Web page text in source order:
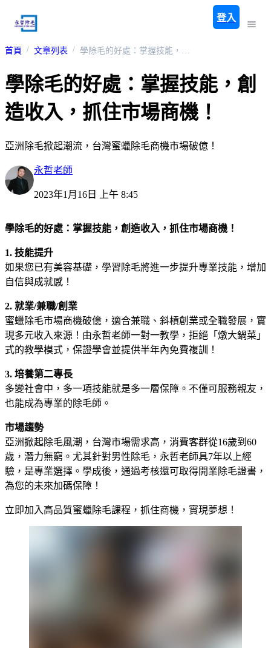
登入
首頁 文章列表 學除毛的好處：掌握技能，創造收入，抓住市場商機！
學除毛的好處：掌握技能，創
造收入，抓住市場商機！
亞洲除毛掀起潮流，台灣蜜蠟除毛商機市場破億！
永哲老師
2023年1月16日 上午 8:45
學除毛的好處：掌握技能，創造收入，抓住市場商機！
1. 技能提升
如果您已有美容基礎，學習除毛將進一步提升專業技能，增加
自信與成就感！
2. 就業/兼職/創業
蜜蠟除毛市場商機破億，適合兼職、斜槓創業或全職發展，實
現多元收入來源！由永哲老師一對一教學，拒絕「燉大鍋菜」
式的教學模式，保證學會並提供半年內免費複訓！
3. 培養第二專長
多變社會中，多一項技能就是多一層保障。不僅可服務親友，
也能成為專業的除毛師。
市場趨勢
亞洲掀起除毛風潮，台灣市場需求高，消費客群從16歲到60
歲，潛力無窮。尤其針對男性除毛，永哲老師具7年以上經
驗，是專業選擇。學成後，通過考核還可取得開業除毛證書，
為您的未來加碼保障！
立即加入高品質蜜蠟除毛課程，抓住商機，實現夢想！